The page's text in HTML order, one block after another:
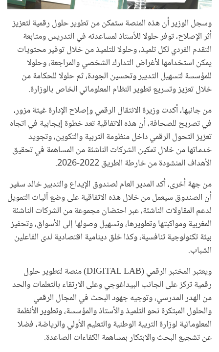
وسجل الوزير أن هذه المنصة ستمكن من تطوير حلول رقمية لتعزيز
أثر الإصلاح، توفر حلولا للأستاذ لمساعدته في التدريس ومتابعة
التقدم الفردي لكل تلميذ، وحلولا للتلميذ من خلال توفير محتويات
يمكن استخدامها لأغراض التدارك الشخصي والمراجعة، وحلولا
للمؤسسة لتسهيل التدبير وتحسين الجودة، ثم حلولا للحكامة من
خلال تعزيز وتسريع تطوير النظام المعلوماتي الخاص بالوزارة.
من جانبها، أكدت وزيرة الانتقال الرقمي وإصلاح الإدارة غيتة مزور،
في تصريح للصحافة، أن هذه الاتفاقية تعد خطوة إيجابية في اتجاه
تعزيز التحول الرقمي داخل منظومة التربية والتكوين، وتجويد
خدماتها من خلال تمكين الشركات الناشئة من المساهمة في تحقيق
الأهداف المنشودة من خارطة الطريق 2022-2026.
من جهة أخرى، أكد المدير العام لصندوق الإيداع والتدبير خالد سفير
أن الصندوق سيعمل من خلال هذه الاتفاقية على وضع آليات التمويل
لدعم المقاولات الناشئة، عبر احتضان مجموعة من الشركات الناشئة
المغربية ومواكبتها وتطويرها، وتسهيل وصولها إلى الأسواق، وتحفيز
بيئة تكنولوجية تنافسية، وكذا خلق دينامية اقتصادية لدى الفاعلين
الشباب.
ويعتبر المختبر الرقمي (DIGITAL LAB) منصة لتطوير حلول
رقمية تركز على الجانب البيداغوجي وعلى الارتقاء بالتعلمات والحد
من الهدر المدرسي، وتوجيه جهود البحث في المجال الرقمي
والحلول المبتكرة نحو التلميذ والأستاذ والمؤسسة، وتطوير الأنظمة
المعلوماتية لوزارة التربية الوطنية والتعليم الأولي والرياضة، فضلا
عن تشجيع البحث والابتكار بمساهمة الكفاءات الصاعدة.